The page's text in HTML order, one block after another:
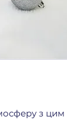
з цим